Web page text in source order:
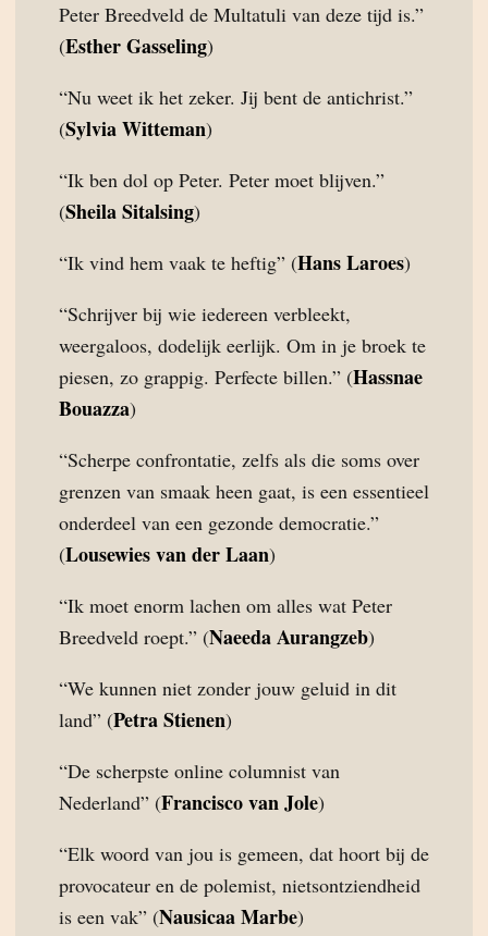
Peter Breedveld de Multatuli van deze tijd is.”
(Esther Gasseling)
“Nu weet ik het zeker. Jij bent de antichrist.”
(Sylvia Witteman)
“Ik ben dol op Peter. Peter moet blijven.”
(Sheila Sitalsing)
“Ik vind hem vaak te heftig” (Hans Laroes)
“Schrijver bij wie iedereen verbleekt,
weergaloos, dodelijk eerlijk. Om in je broek te
piesen, zo grappig. Perfecte billen.” (Hassnae
Bouazza)
“Scherpe confrontatie, zelfs als die soms over
grenzen van smaak heen gaat, is een essentieel
onderdeel van een gezonde democratie.”
(Lousewies van der Laan)
“Ik moet enorm lachen om alles wat Peter
Breedveld roept.” (Naeeda Aurangzeb)
“We kunnen niet zonder jouw geluid in dit
land” (Petra Stienen)
“De scherpste online columnist van
Nederland” (Francisco van Jole)
“Elk woord van jou is gemeen, dat hoort bij de
provocateur en de polemist, nietsontziendheid
is een vak” (Nausicaa Marbe)